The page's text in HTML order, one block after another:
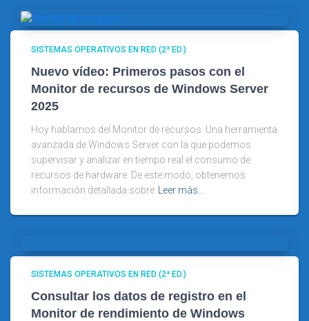
SISTEMAS OPERATIVOS EN RED (2ª ED.)
Nuevo vídeo: Primeros pasos con el
Monitor de recursos de Windows Server
2025
Hoy hablamos del Monitor de recursos. Una herramienta
avanzada de Windows Server con la que podemos
supervisar y analizar en tiempo real el consumo de
recursos de hardware. De este modo, obtenemos
información detallada sobre
Leer más…
SISTEMAS OPERATIVOS EN RED (2ª ED.)
Consultar los datos de registro en el
Monitor de rendimiento de Windows